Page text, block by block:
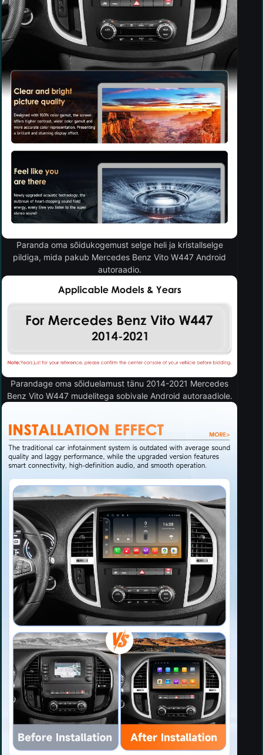
Paranda oma sõidukogemust selge heli ja kristallselge
pildiga, mida pakub Mercedes Benz Vito W447 Android
autoraadio.
Parandage oma sõiduelamust tänu 2014-2021 Mercedes
Benz Vito W447 mudelitega sobivale Android autoraadiole.